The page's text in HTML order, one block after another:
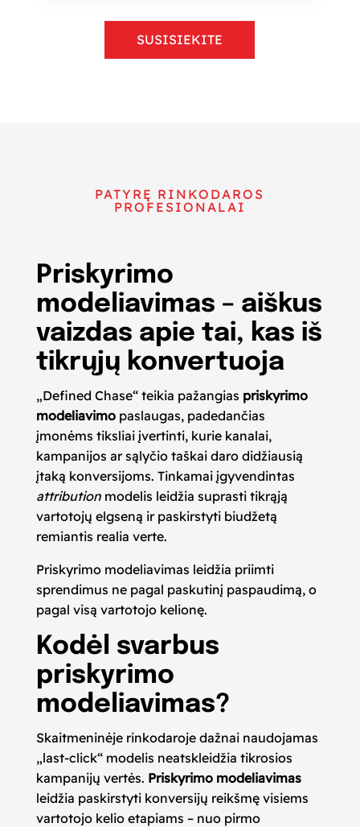
SUSISIEKITE
PATYRĘ RINKODAROS
PROFESIONALAI
Priskyrimo
modeliavimas – aiškus
vaizdas apie tai, kas iš
tikrųjų konvertuoja
„Defined Chase“ teikia pažangias priskyrimo
modeliavimopaslaugas, padedančias
įmonėms tiksliai įvertinti, kurie kanalai,
kampanijos ar sąlyčio taškai daro didžiausią
įtaką konversijoms. Tinkamai įgyvendintas
attributionmodelis leidžia suprasti tikrąją
vartotojų elgseną ir paskirstyti biudžetą
remiantis realia verte.
Priskyrimo modeliavimas leidžia priimti
sprendimus ne pagal paskutinį paspaudimą, o
pagal visą vartotojo kelionę.
Kodėl svarbus
priskyrimo
modeliavimas?
Skaitmeninėje rinkodaroje dažnai naudojamas
„last-click“ modelis neatskleidžia tikrosios
kampanijų vertės. Priskyrimo modeliavimas
leidžia paskirstyti konversijų reikšmę visiems
vartotojo kelio etapiams – nuo pirmo